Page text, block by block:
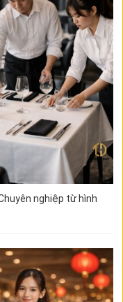
nghiệp từ hình